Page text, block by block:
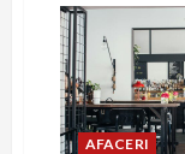
de
AFACERI